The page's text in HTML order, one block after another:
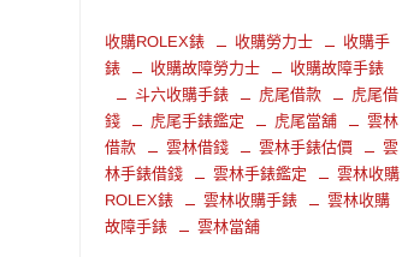
收購ROLEX錶 收購勞力士
收購手
錶
收購故障勞力士
收購故障手錶
斗六收購手錶
虎尾借款
虎尾借
錢
虎尾手錶鑑定 虎尾當舖
雲林
借款
雲林借錢 雲林手錶估價
雲
林手錶借錢
雲林手錶鑑定
雲林收購
ROLEX錶
雲林收購手錶
雲林收購
故障手錶
雲林當舖